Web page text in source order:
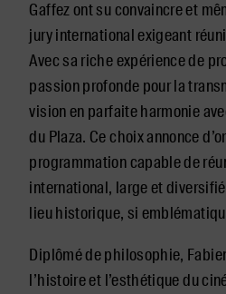
Gaffez ont su convaincre et
jury international exigeant
Avec sa riche expérience de
passion profonde pour la
vision en parfaite harmonie
du Plaza. Ce choix annonce
programmation capable de
international, large et
lieu historique, si
Diplômé de philosophie,
l’histoire et l’esthétique du